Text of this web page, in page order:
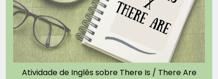
Atividade de Inglês sobre There Is / There Are